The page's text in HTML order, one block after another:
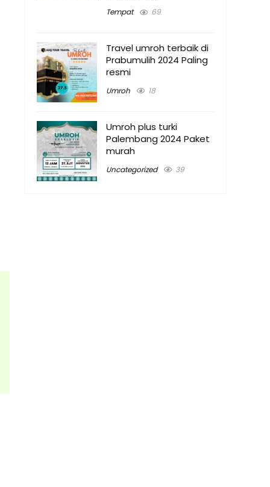
Tempat 69
Travel umroh terbaik di
Prabumulih 2024 Paling
resmi
Umroh 18
Umroh plus turki
Palembang 2024 Paket
murah
Uncategorized 39